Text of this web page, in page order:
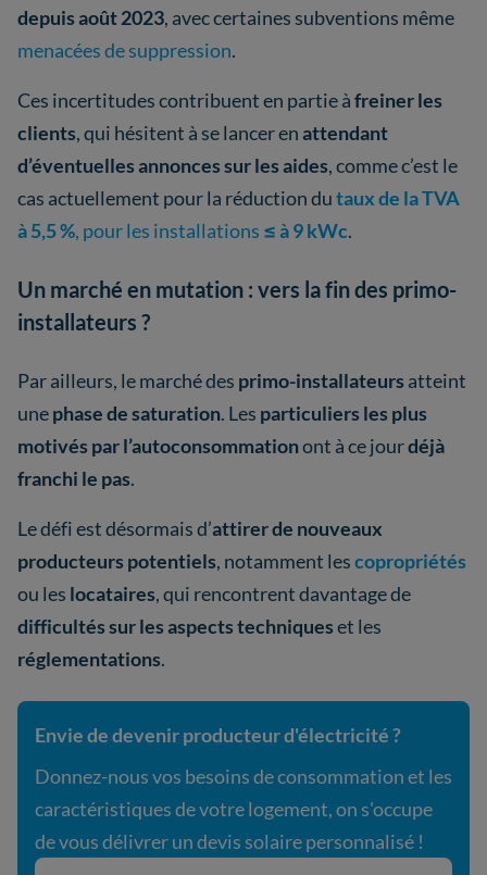
depuis août 2023, avec certaines subventions même
menacées de suppression.
Ces incertitudes contribuent en partie àfreiner les
clients, qui hésitent à se lancer enattendant
d’éventuelles annonces sur les aides, comme c’est le
cas actuellement pour la réduction dutaux de la TVA
à 5,5 %, pour les installations ≤ à 9 kWc.
Un marché en mutation : vers la fin des primo-
installateurs ?
Par ailleurs, le marché des primo-installateurs atteint
unephase de saturation. Les particuliers les plus
motivés par l’autoconsommationont à ce jourdéjà
franchi le pas.
Le défi est désormais d’attirer de nouveaux
producteurs potentiels, notamment lescopropriétés
ou les locataires, qui rencontrent davantage de
difficultés sur les aspects techniqueset les
réglementations.
Envie de devenir producteur d'électricité ?
Donnez-nous vos besoins de consommation et les
caractéristiques de votre logement, on s'occupe
de vous délivrer un devis solaire personnalisé !